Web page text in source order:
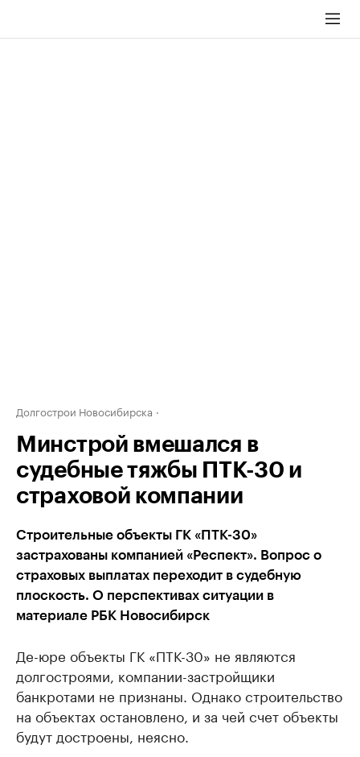
Долгострои Новосибирска
Минстрой вмешался в
судебные тяжбы ПТК-30 и
страховой компании
Строительные объекты ГК «ПТК-30»
застрахованы компанией «Респект». Вопрос о
страховых выплатах переходит в судебную
плоскость. О перспективах ситуации в
материале РБК Новосибирск
Де-юре объекты ГК «ПТК-30» не являются
долгостроями, компании-застройщики
банкротами не признаны. Однако строительство
на объектах остановлено, и за чей счет объекты
будут достроены, неясно.